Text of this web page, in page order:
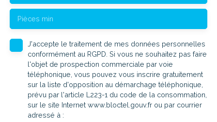
Pièces min
J'accepte le traitement de mes données personnelles
conformément au RGPD. Si vous ne souhaitez pas faire
l'objet de prospection commerciale par voie
téléphonique, vous pouvez vous inscrire gratuitement
sur la liste d'opposition au démarchage téléphonique,
prévu par l'article L223-1 du code de la consommation,
sur le site Internet www.bloctel.gouv.fr ou par courrier
adressé à :